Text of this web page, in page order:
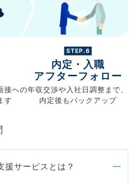
接への
す
STEP.6
内定・入職
アフターフォロー
年収交渉や入社日調整まで、
内定後もバックアップ
援サービスとは？